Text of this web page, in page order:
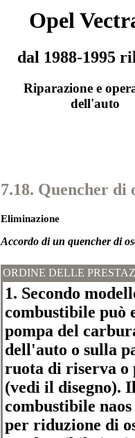
Opel
dal 1988-1995
Riparazione e
dell'auto
7.18. Quencher
Eliminazione
Accordo di un quencher di
ORDINE DELLE
1. Secondo
combustibile può
pompa del
dell'auto o sulla
ruota di riserva o
(vedi il disegno).
combustibile
per riduzione di